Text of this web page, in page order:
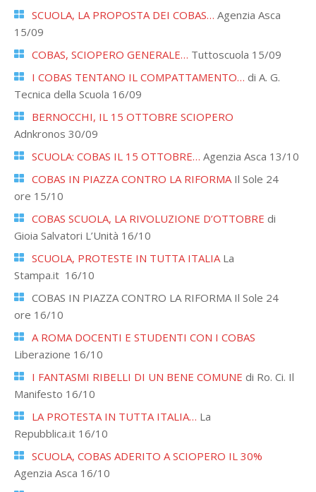
SCUOLA, LA PROPOSTA DEI COBAS… Agenzia Asca
15/09
COBAS, SCIOPERO GENERALE… Tuttoscuola 15/09
I COBAS TENTANO IL COMPATTAMENTO… di A. G.
Tecnica della Scuola 16/09
BERNOCCHI, IL 15 OTTOBRE SCIOPERO
Adnkronos 30/09
SCUOLA: COBAS IL 15 OTTOBRE… Agenzia Asca 13/10
COBAS IN PIAZZA CONTRO LA RIFORMAIl Sole 24
ore 15/10
COBAS SCUOLA, LA RIVOLUZIONE D’OTTOBRE di
Gioia Salvatori L’Unità 16/10
SCUOLA, PROTESTE IN TUTTA ITALIALa
Stampa.it 16/10
COBAS IN PIAZZA CONTRO LA RIFORMA Il Sole 24
ore 16/10
A ROMA DOCENTI E STUDENTI CON I COBAS
Liberazione 16/10
I FANTASMI RIBELLI DI UN BENE COMUNE di Ro. Ci. Il
Manifesto 16/10
LA PROTESTA IN TUTTA ITALIA… La
Repubblica.it 16/10
SCUOLA, COBAS ADERITO A SCIOPERO IL 30%
Agenzia Asca 16/10